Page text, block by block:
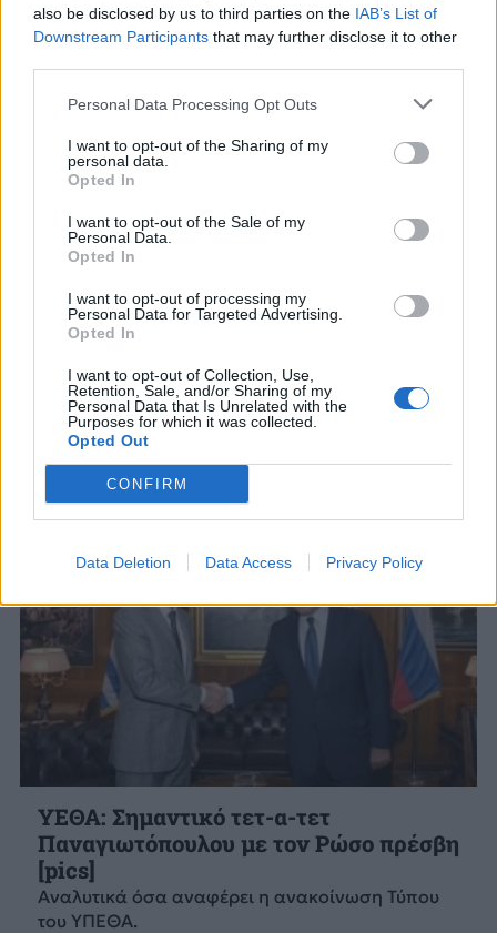
also be disclosed by us to third parties on the IAB’s List of
Downstream Participants that may further disclose it to other
Personal Data Processing Opt Outs
I want to opt-out of the Sharing of my
personal data.
Opted In
I want to opt-out of the Sale of my
Personal Data.
Opted In
I want to opt-out of processing my
Personal Data for Targeted Advertising.
Opted In
I want to opt-out of Collection, Use,
Retention, Sale, and/or Sharing of my
Personal Data that Is Unrelated with the
Purposes for which it was collected.
Opted Out
CONFIRM
Data Deletion Data Access Privacy Policy
Συνάντηση Ν. Δένδια με τον Ρώσο
πρέσβη – Στο επίκεντρο η Αν.
Μεσόγειος
Συνάντηση με τον πρέσβη της Ρωσίας στην
Ελλάδα, Αντρέι Μάσλοφ, πραγματοποίησε
νωρίτερα σήμερα ο υπουργός Εξωτερικών, Νίκος
Δένδιας.
9 ΣΕΠ. 2020, 14:19
ΥΕΘΑ: Σημαντικό τετ-α-τετ
Παναγιωτόπουλου με τον Ρώσο πρέσβη
[pics]
Αναλυτικά όσα αναφέρει η ανακοίνωση Τύπου
του ΥΠΕΘΑ.